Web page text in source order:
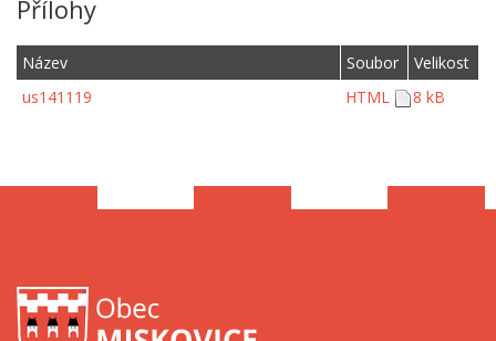
Přílohy
Název Soubor
Velikost
us141119
HTML 8 kB